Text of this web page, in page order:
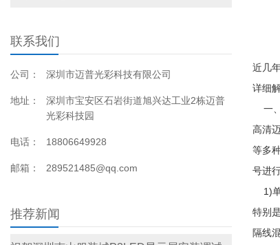
联系我们
公司： 深圳市迈普光彩科技有限公司
地址：
深圳市宝安区石岩街道旭兴达工业2栋迈普
光彩科技园
电话： 18806649928
邮箱： 289521485@qq.com
推荐新闻
近几
详细
一、
高清
等多
号进
1)单
特别
隔线